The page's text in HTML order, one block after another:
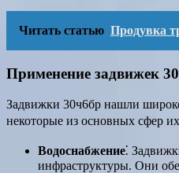
Читать статью Продувка
Применение задвижек
Задвижки 30ч6бр нашли
некоторые из основных сфер
Водоснабжение⁚
инфраструктуры. Они